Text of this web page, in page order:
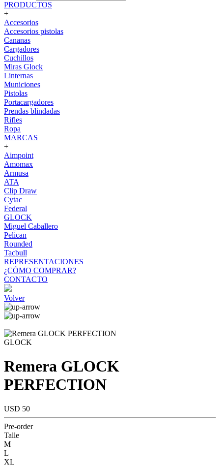
PRODUCTOS
+
Accesorios
Accesorios pistolas
Cananas
Cargadores
Cuchillos
Miras Glock
Linternas
Municiones
Pistolas
Portacargadores
Prendas blindadas
Rifles
Ropa
MARCAS
+
Aimpoint
Amomax
Armusa
ATA
Clip Draw
Cytac
Federal
GLOCK
Miguel Caballero
Pelican
Rounded
Tacbull
REPRESENTACIONES
¿CÓMO COMPRAR?
CONTACTO
Volver
GLOCK
Remera GLOCK
PERFECTION
USD 50
Pre-order
Talle
M
L
XL